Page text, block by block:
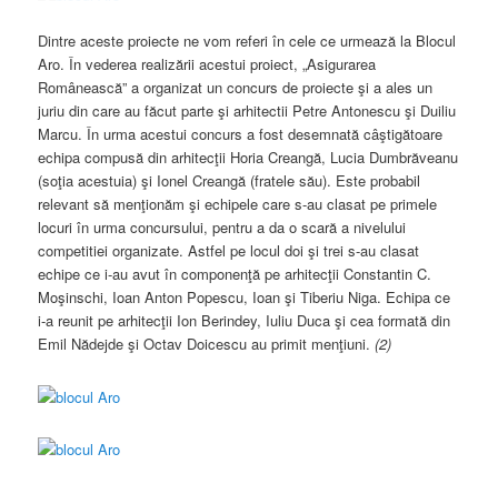
Dintre aceste proiecte ne vom referi în cele ce urmează la Blocul
Aro. În vederea realizării acestui proiect, „Asigurarea
Românească” a organizat un concurs de proiecte şi a ales un
juriu din care au făcut parte şi arhitectii Petre Antonescu şi Duiliu
Marcu. În urma acestui concurs a fost desemnată câştigătoare
echipa compusă din arhitecţii Horia Creangă, Lucia Dumbrăveanu
(soţia acestuia) şi Ionel Creangă (fratele său). Este probabil
relevant să menţionăm şi echipele care s-au clasat pe primele
locuri în urma concursului, pentru a da o scară a nivelului
competitiei organizate. Astfel pe locul doi şi trei s-au clasat
echipe ce i-au avut în componenţă pe arhitecţii Constantin C.
Moşinschi, Ioan Anton Popescu, Ioan şi Tiberiu Niga. Echipa ce
i-a reunit pe arhitecţii Ion Berindey, Iuliu Duca şi cea formată din
Emil Nădejde şi Octav Doicescu au primit menţiuni.(2)